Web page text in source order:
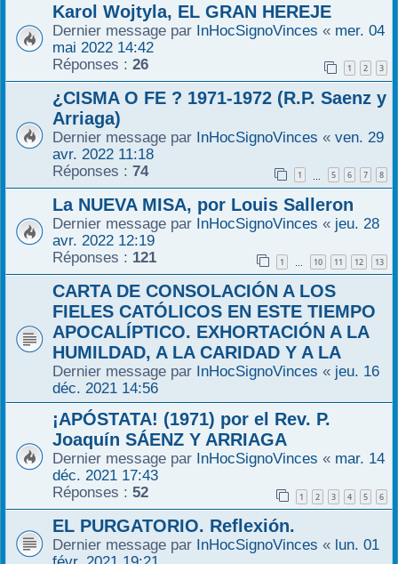
Karol Wojtyla, EL GRAN HEREJE
Dernier message par InHocSignoVinces « mer. 04
mai 2022 14:42
Réponses : 26 1 2 3
¿CISMA O FE ? 1971-1972 (R.P. Saenz y
Arriaga)
Dernier message par InHocSignoVinces « ven. 29
avr. 2022 11:18
Réponses : 74 1 5 6 7 8
La NUEVA MISA, por Louis Salleron
Dernier message par InHocSignoVinces « jeu. 28
avr. 2022 12:19
Réponses : 121 1 10 11 12 13
CARTA DE CONSOLACIÓN A LOS
FIELES CATÓLICOS EN ESTE TIEMPO
APOCALÍPTICO. EXHORTACIÓN A LA
HUMILDAD, A LA CARIDAD Y A LA
Dernier message par InHocSignoVinces « jeu. 16
déc. 2021 14:56
¡APÓSTATA! (1971) por el Rev. P.
Joaquín SÁENZ Y ARRIAGA
Dernier message par InHocSignoVinces « mar. 14
déc. 2021 17:43
Réponses : 52 1 2 3 4 5 6
EL PURGATORIO. Reflexión.
Dernier message par InHocSignoVinces « lun. 01